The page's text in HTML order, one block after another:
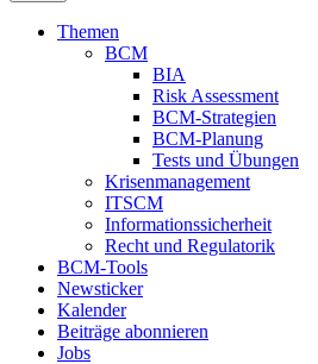
Themen
BCM
BIA
Risk Assessment
BCM-Strategien
BCM-Planung
Tests und Übungen
Krisenmanagement
ITSCM
Informationssicherheit
Recht und Regulatorik
BCM-Tools
Newsticker
Kalender
Beiträge abonnieren
Jobs